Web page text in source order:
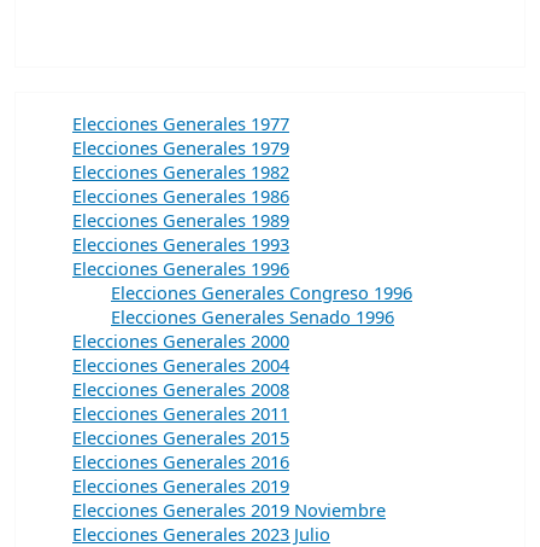
Elecciones Generales 1977
Elecciones Generales 1979
Elecciones Generales 1982
Elecciones Generales 1986
Elecciones Generales 1989
Elecciones Generales 1993
Elecciones Generales 1996
Elecciones Generales Congreso 1996
Elecciones Generales Senado 1996
Elecciones Generales 2000
Elecciones Generales 2004
Elecciones Generales 2008
Elecciones Generales 2011
Elecciones Generales 2015
Elecciones Generales 2016
Elecciones Generales 2019
Elecciones Generales 2019 Noviembre
Elecciones Generales 2023 Julio